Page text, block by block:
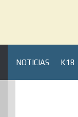
NOTICIAS K18